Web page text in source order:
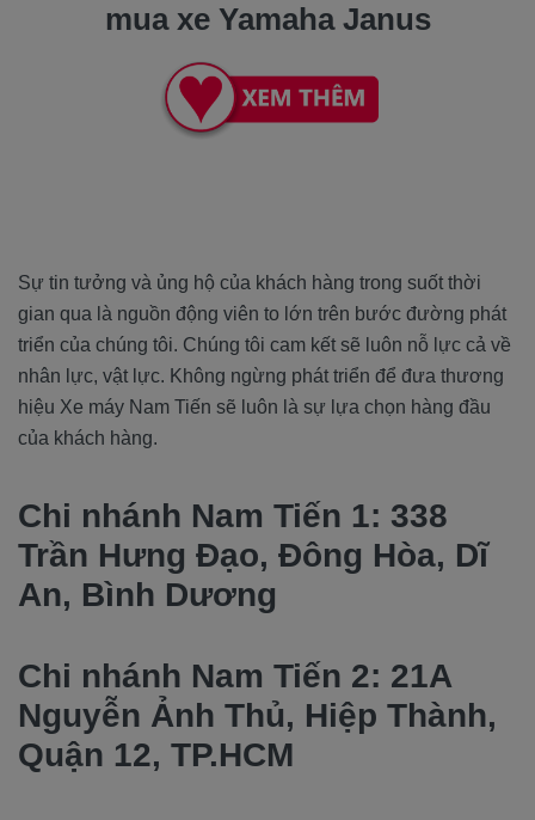
mua xe Yamaha Janus
Sự tin tưởng và ủng hộ của khách hàng trong suốt thời
gian qua là nguồn động viên to lớn trên bước đường phát
triển của chúng tôi. Chúng tôi cam kết sẽ luôn nỗ lực cả về
nhân lực, vật lực. Không ngừng phát triển để đưa thương
hiệu Xe máy Nam Tiến sẽ luôn là sự lựa chọn hàng đầu
của khách hàng.
Chi nhánh Nam Tiến 1: 338
Trần Hưng Đạo, Đông Hòa, Dĩ
An, Bình Dương
Chi nhánh Nam Tiến 2: 21A
Nguyễn Ảnh Thủ, Hiệp Thành,
Quận 12, TP.HCM